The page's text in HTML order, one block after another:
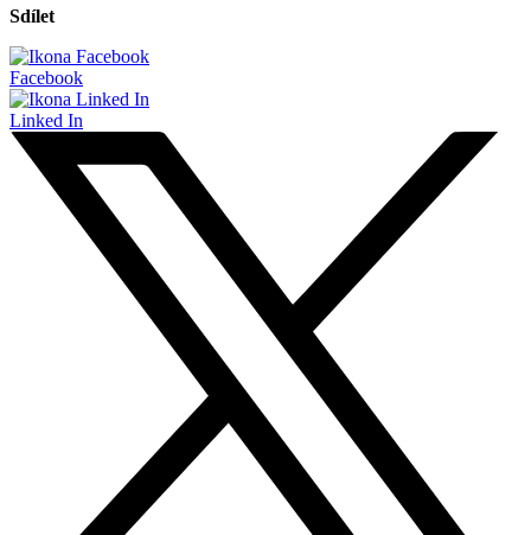
Sdílet
Facebook
Linked In